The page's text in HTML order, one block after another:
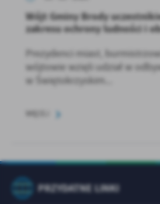
Wójt Gminy Brody
zakresu ochrony ludności i
Prezydenci miast,
wójtowie wzięli udział w
w Świętokrzyskim...
PRZYDATNE LINKI